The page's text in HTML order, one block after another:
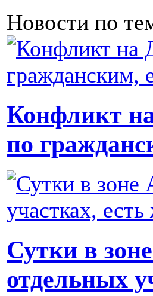
Новости по
Конфликт
по
Сутки в
отдельных